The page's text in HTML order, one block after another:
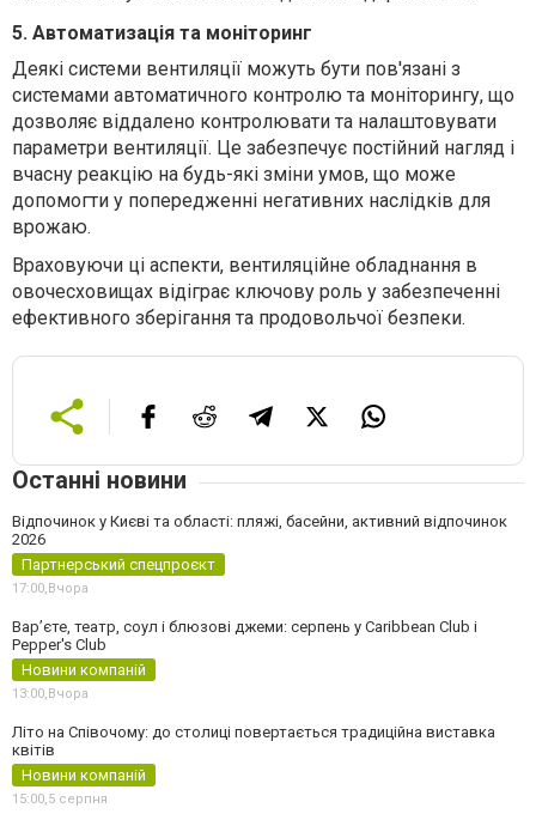
5. Автоматизація та моніторинг
Деякі системи вентиляції можуть бути пов'язані з
системами автоматичного контролю та моніторингу, що
дозволяє віддалено контролювати та налаштовувати
параметри вентиляції. Це забезпечує постійний нагляд і
вчасну реакцію на будь-які зміни умов, що може
допомогти у попередженні негативних наслідків для
врожаю.
Враховуючи ці аспекти, вентиляційне обладнання в
овочесховищах відіграє ключову роль у забезпеченні
ефективного зберігання та продовольчої безпеки.
Останні новини
Відпочинок у Києві та області: пляжі, басейни, активний відпочинок
2026
Партнерський спецпроєкт
17:00, Вчора
Вар’єте, театр, соул і блюзові джеми: серпень у Caribbean Club і
Pepper's Club
Новини компаній
13:00, Вчора
Літо на Співочому: до столиці повертається традиційна виставка
квітів
Новини компаній
15:00,5 серпня